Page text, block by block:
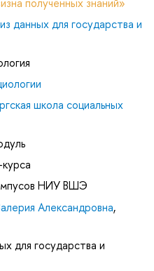
данных для государства и
школа социальных
НИУ ВШЭ
Александровна,
для государства и